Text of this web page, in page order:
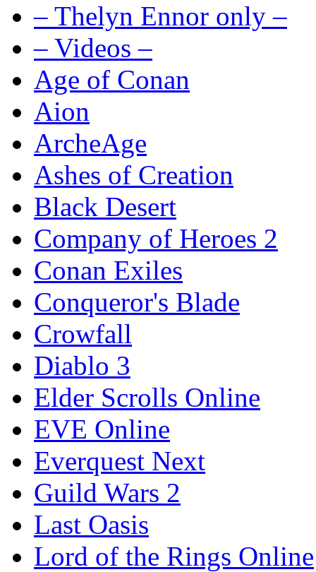
– Thelyn Ennor only –
– Videos –
Age of Conan
Aion
ArcheAge
Ashes of Creation
Black Desert
Company of Heroes 2
Conan Exiles
Conqueror's Blade
Crowfall
Diablo 3
Elder Scrolls Online
EVE Online
Everquest Next
Guild Wars 2
Last Oasis
Lord of the Rings Online